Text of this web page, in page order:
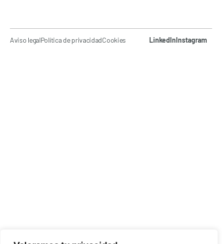
Aviso legalPolítica de privacidadCookies LinkedInInstagram